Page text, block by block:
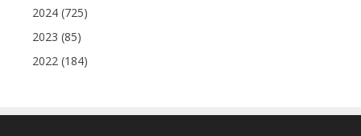
2024 (725)
2023 (85)
2022 (184)